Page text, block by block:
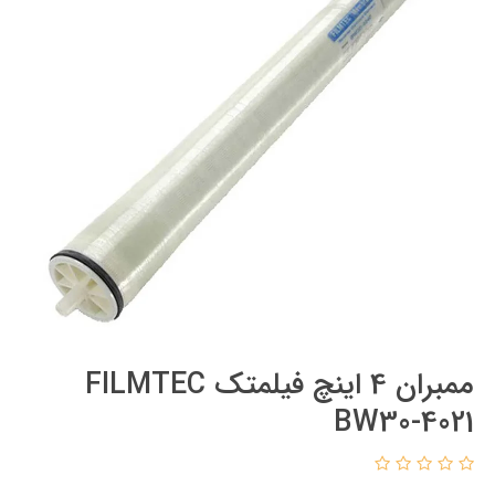
ممبران 4 اینچ فیلمتک FILMTEC
BW30-4021